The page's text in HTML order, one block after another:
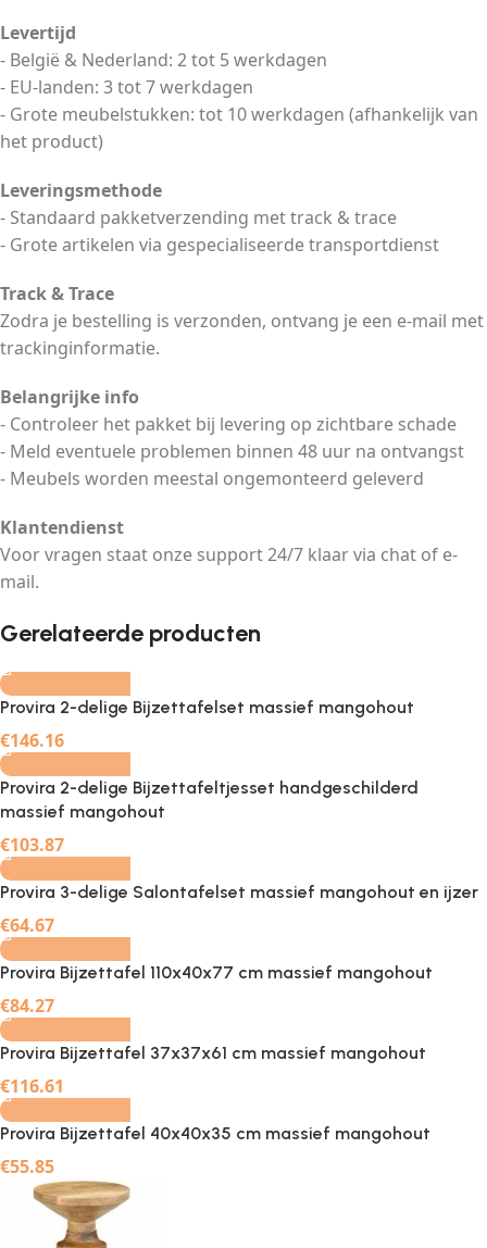
Levertijd
- België & Nederland: 2 tot 5 werkdagen
- EU-landen: 3 tot 7 werkdagen
- Grote meubelstukken: tot 10 werkdagen (afhankelijk van
het product)
Leveringsmethode
- Standaard pakketverzending met track & trace
- Grote artikelen via gespecialiseerde transportdienst
Track & Trace
Zodra je bestelling is verzonden, ontvang je een e-mail met
trackinginformatie.
Belangrijke info
- Controleer het pakket bij levering op zichtbare schade
- Meld eventuele problemen binnen 48 uur na ontvangst
- Meubels worden meestal ongemonteerd geleverd
Klantendienst
Voor vragen staat onze support 24/7 klaar via chat of e-
mail.
Gerelateerde producten
- +
Provira 2-delige Bijzettafelset massief mangohout
€146.16
- +
Provira 2-delige Bijzettafeltjesset handgeschilderd
massief mangohout
€103.87
- +
Provira 3-delige Salontafelset massief mangohout en ijzer
€64.67
- +
Provira Bijzettafel 110x40x77 cm massief mangohout
€84.27
- +
Provira Bijzettafel 37x37x61 cm massief mangohout
€116.61
- +
Provira Bijzettafel 40x40x35 cm massief mangohout
€55.85